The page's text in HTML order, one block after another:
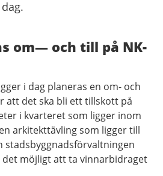
om— och till på NK-
i dag planeras en om- och
att det ska bli ett tillskott på
i kvarteret som ligger inom
arkitekttävling som ligger till
möjligt att ta vinnarbidraget